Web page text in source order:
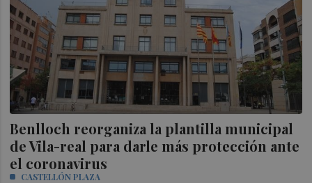
Benlloch reorganiza la plantilla municipal
de Vila-real para darle más protección ante
el coronavirus
CASTELLÓN PLAZA